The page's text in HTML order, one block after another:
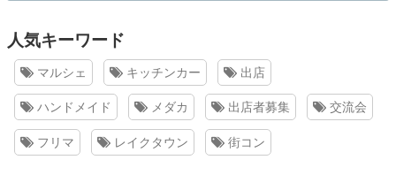
人気キーワード
マルシェ キッチンカー 出店
ハンドメイド メダカ 出店者募集 交流会
フリマ レイクタウン 街コン